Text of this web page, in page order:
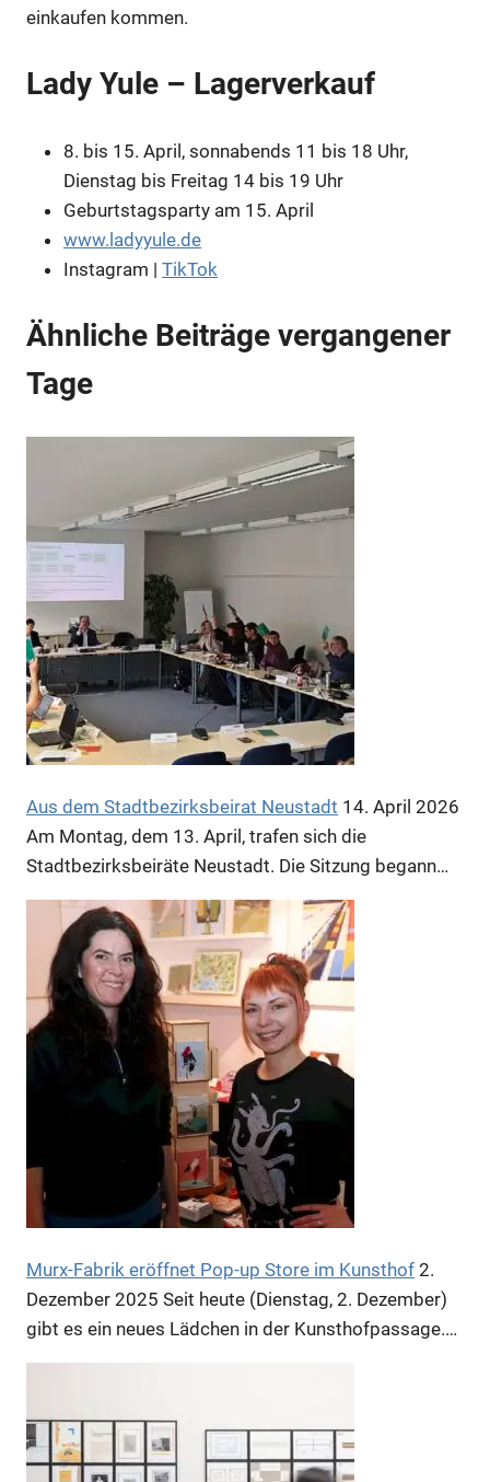
Anzeige
einkaufen kommen.
Lady Yule – Lagerverkauf
8. bis 15. April, sonnabends 11 bis 18 Uhr,
Dienstag bis Freitag 14 bis 19 Uhr
Geburtstagsparty am 15. April
www.ladyyule.de
Instagram | TikTok
Ähnliche Beiträge vergangener
Tage
Aus dem Stadtbezirksbeirat Neustadt 14. April 2026
Am Montag, dem 13. April, trafen sich die
Stadtbezirksbeiräte Neustadt. Die Sitzung begann…
Murx-Fabrik eröffnet Pop-up Store im Kunsthof 2.
Dezember 2025 Seit heute (Dienstag, 2. Dezember)
gibt es ein neues Lädchen in der Kunsthofpassage.…